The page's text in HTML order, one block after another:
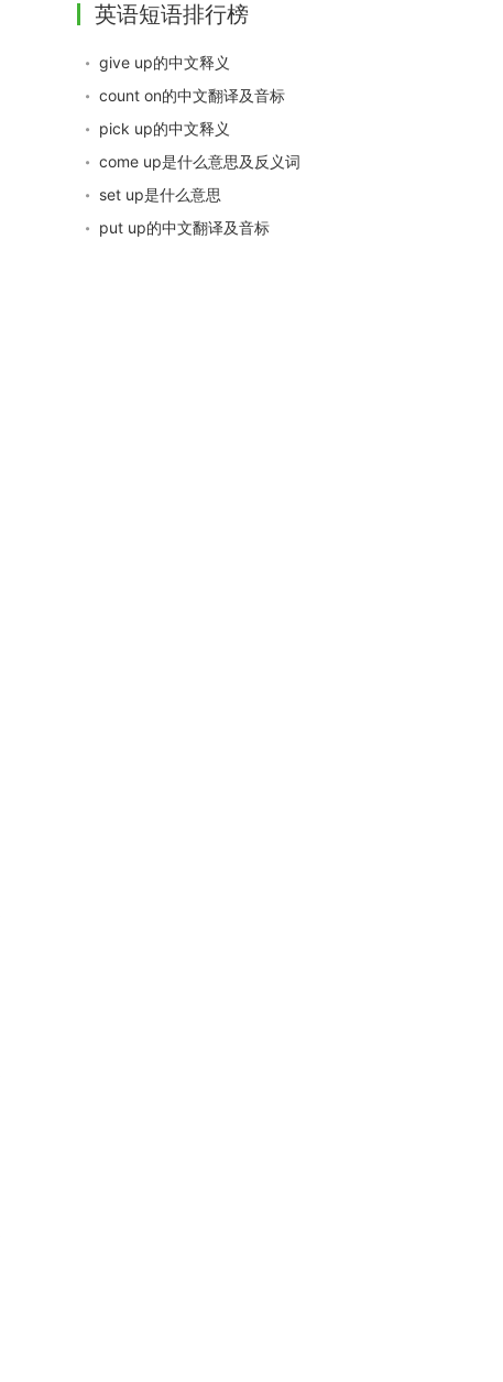
英语短语排行榜
give up的中文释义
count on的中文翻译及音标
pick up的中文释义
come up是什么意思及反义词
set up是什么意思
put up的中文翻译及音标